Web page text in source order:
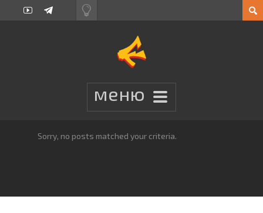
Sorry, no posts matched your criteria.